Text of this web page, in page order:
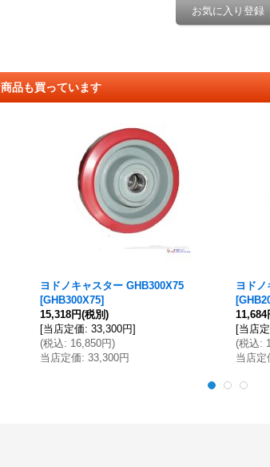
お気に入り登録
品も買っています
ヨドノキャスター GHB300X75
[GHB300X75]
15,318円(税別)
[当店定価: 33,300円]
(税込: 16,850円)
当店定価: 33,300円
ヨド
[
11,684
[当店
(税込:
当店定